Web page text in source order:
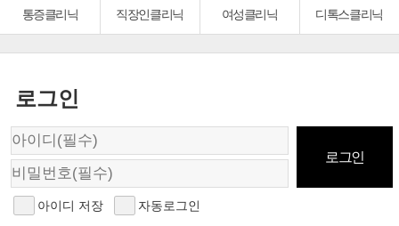
통증클리닉 직장인클리닉 여성클리닉 디톡스클리닉
로그인
아이디 저장 자동로그인